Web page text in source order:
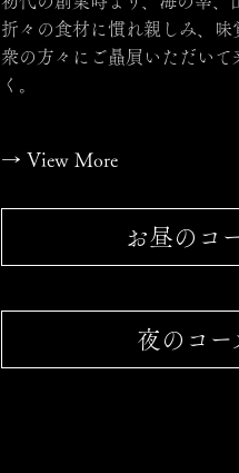
折々の食材に慣れ親しみ、
衆の方々にご贔屓いただい
く。
→ View More
お昼のコ
夜のコー